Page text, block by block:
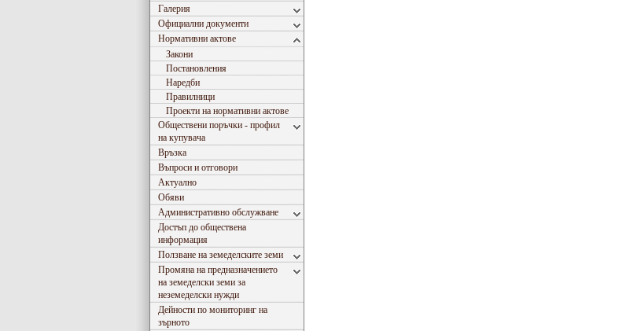
Галерия
Официални документи
Нормативни актове
Закони
Постановления
Наредби
Правилници
Проекти на нормативни актове
Обществени поръчки - профил
на купувача
Връзка
Въпроси и отговори
Актуално
Обяви
Административно обслужване
Достъп до обществена
информация
Ползване на земеделските земи
Промяна на предназначението
на земеделски земи за
неземеделски нужди
Дейности по мониторинг на
зърното